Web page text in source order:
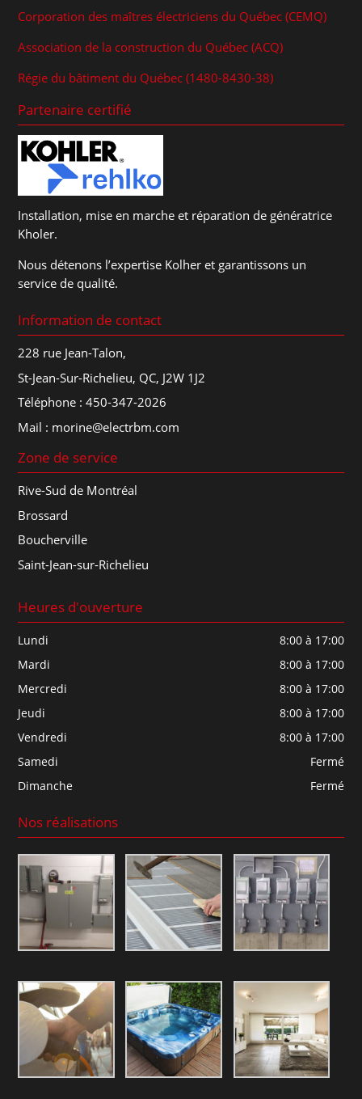
Corporation des maîtres électriciens du Québec (CEMQ)
Association de la construction du Québec (ACQ)
Régie du bâtiment du Québec (1480-8430-38)
Partenaire certifié
Installation, mise en marche et réparation de génératrice
Kholer.
Nous détenons l’expertise Kolher et garantissons un
service de qualité.
Information de contact
228 rue Jean-Talon,
St-Jean-Sur-Richelieu, QC, J2W 1J2
Téléphone :450-347-2026
Mail : morine@electrbm.com
Zone de service
Rive-Sud de Montréal
Brossard
Boucherville
Saint-Jean-sur-Richelieu
Heures d'ouverture
Lundi
8:00 à 17:00
Mardi
8:00 à 17:00
Mercredi
8:00 à 17:00
Jeudi
8:00 à 17:00
Vendredi
8:00 à 17:00
Samedi
Fermé
Dimanche
Fermé
Nos réalisations